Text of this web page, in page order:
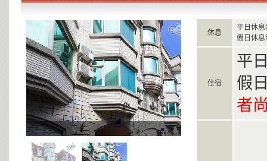
休息
平日休息
假日休息
住宿
平
假
者